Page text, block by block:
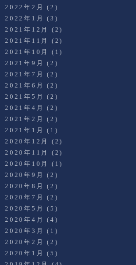
2022年2月
(2)
2022年1月
(3)
2021年12月
(2)
2021年11月
(2)
2021年10月
(1)
2021年9月
(2)
2021年7月
(2)
2021年6月
(2)
2021年5月
(2)
2021年4月
(2)
2021年2月
(2)
2021年1月
(1)
2020年12月
(2)
2020年11月
(2)
2020年10月
(1)
2020年9月
(2)
2020年8月
(2)
2020年7月
(2)
2020年5月
(5)
2020年4月
(4)
2020年3月
(1)
2020年2月
(2)
2020年1月
(5)